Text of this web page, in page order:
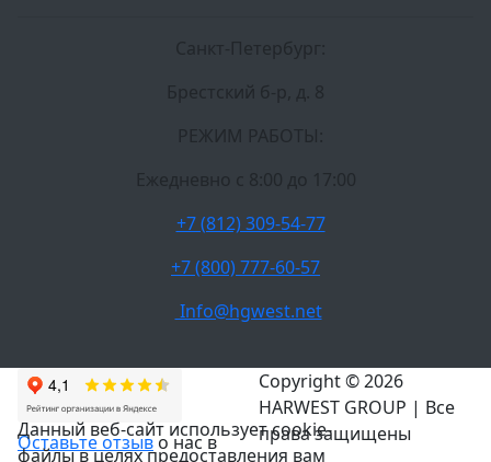
Санкт-Петербург:
Брестский б-р, д. 8
РЕЖИМ РАБОТЫ:
Ежедневно c 8:00 до 17:00
+7 (812) 309-54-77
+7 (800) 777-60-57
Info@hgwest.net
Оставьте отзыво нас в
Copyright © 2026
HARWEST GROUP | Все
права защищены
Данный веб-сайт использует cookie-
файлы в целях предоставления вам